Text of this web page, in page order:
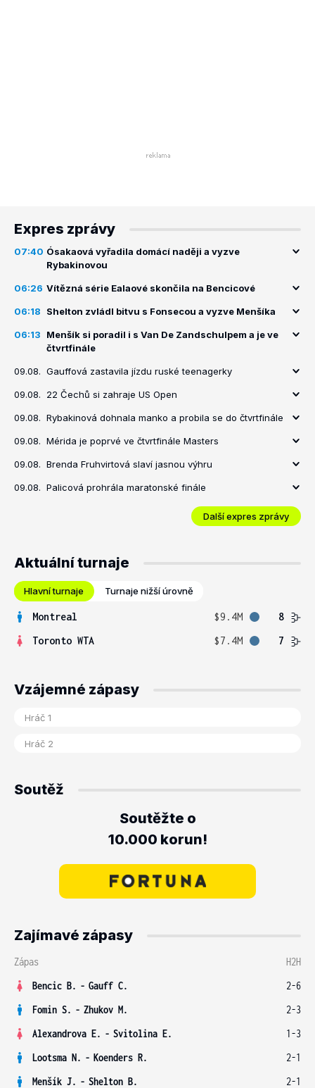
Expres zprávy
07:40 Ósakaová vyřadila domácí naději a vyzve
Rybakinovou
06:26 Vítězná série Ealaové skončila na Bencicové
06:18 Shelton zvládl bitvu s Fonsecou a vyzve Menšíka
06:13
Menšík si poradil i s Van De Zandschulpem a je ve
čtvrtfinále
09.08. Gauffová zastavila jízdu ruské teenagerky
09.08. 22 Čechů si zahraje US Open
09.08. Rybakinová dohnala manko a probila se do čtvrtfinále
09.08. Mérida je poprvé ve čtvrtfinále Masters
09.08. Brenda Fruhvirtová slaví jasnou výhru
09.08. Palicová prohrála maratonské finále
Další expres zprávy
Aktuální turnaje
Hlavní turnaje Turnaje nižší úrovně
Montreal $9.4M
8
Toronto WTA
$7.4M 7
Vzájemné zápasy
Soutěž
Soutěžte o
10.000 korun!
Zajímavé zápasy
Zápas
H2H
Bencic B. - Gauff C.
2-6
Fomin S. - Zhukov M.
2-3
Alexandrova E. - Svitolina E.
1-3
Lootsma N. - Koenders R.
2-1
Menšík J. - Shelton B.
2-1